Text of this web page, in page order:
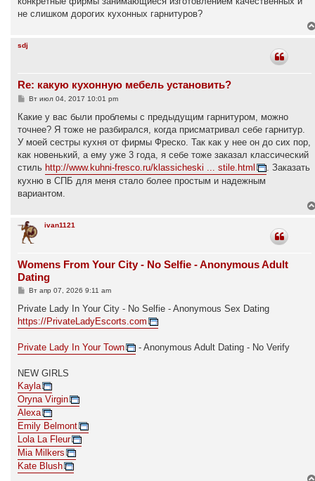
и
е
не слишком дорогих кухонных гарнитуров?
sdj
Re: какую кухонную мебель установить?
С
о
щ
е
и
е
Вт июл 04, 2017 10:01 pm
Какие у вас были проблемы с предыдущим гарнитуром, можно
точнее? Я тоже не разбирался, когда присматривал себе гарнитур.
У моей сестры кухня от фирмы Фреско. Так как у нее он до сих пор,
как новенький, а ему уже 3 года, я себе тоже заказал классический
стиль http://www.kuhni-fresco.ru/klassicheski ... stile.html
. Заказать
кухню в СПБ для меня стало более простым и надежным
вариантом.
ivan1121
Womens From Your City - No Selfie - Anonymous Adult
Dating
С
о
щ
и
е
Вт апр 07, 2026 9:11 am
Private Lady In Your City - No Selfie - Anonymous Sex Dating
https://PrivateLadyEscorts.com
Private Lady In Your Town - Anonymous Adult Dating - No Verify
NEW GIRLS
Kayla
Oryna Virgin
Alexa
Emily Belmont
Lola La Fleur
Mia Milkers
Kate Blush